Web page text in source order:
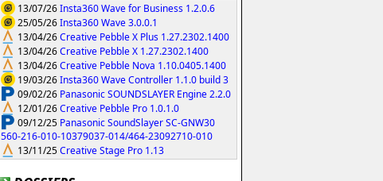
13/07/26Insta360 Wave for Business 1.2.0.6
25/05/26Insta360 Wave 3.0.0.1
13/04/26Creative Pebble X Plus 1.27.2302.1400
13/04/26Creative Pebble X 1.27.2302.1400
13/04/26Creative Pebble Nova 1.10.0405.1400
19/03/26Insta360 Wave Controller 1.1.0 build 3
09/02/26 Panasonic SOUNDSLAYER Engine 2.2.0
12/01/26Creative Pebble Pro 1.0.1.0
09/12/25 Panasonic SoundSlayer SC-GNW30
560-216-010-10379037-014/464-23092710-010
13/11/25Creative Stage Pro 1.13